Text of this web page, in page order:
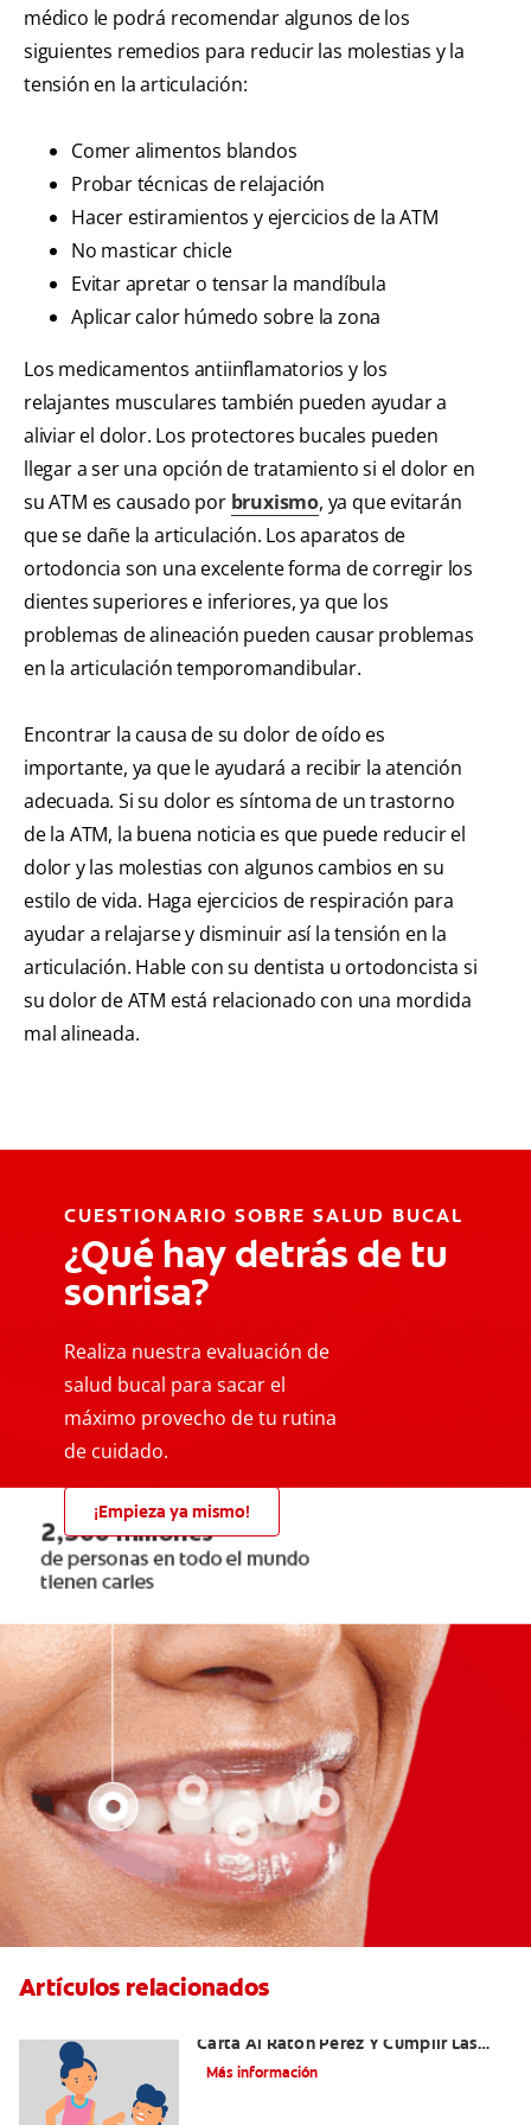
médico le podrá recomendar algunos de los
siguientes remedios para reducir las molestias y la
tensión en la articulación:
Comer alimentos blandos
Probar técnicas de relajación
Hacer estiramientos y ejercicios de la ATM
No masticar chicle
Evitar apretar o tensar la mandíbula
Aplicar calor húmedo sobre la zona
Los medicamentos antiinflamatorios y los
relajantes musculares también pueden ayudar a
aliviar el dolor. Los protectores bucales pueden
llegar a ser una opción de tratamiento si el dolor en
su ATM es causado por bruxismo, ya que evitarán
que se dañe la articulación. Los aparatos de
ortodoncia son una excelente forma de corregir los
dientes superiores e inferiores, ya que los
problemas de alineación pueden causar problemas
en la articulación temporomandibular.
Encontrar la causa de su dolor de oído es
importante, ya que le ayudará a recibir la atención
adecuada. Si su dolor es síntoma de un trastorno
de la ATM, la buena noticia es que puede reducir el
dolor y las molestias con algunos cambios en su
estilo de vida. Haga ejercicios de respiración para
ayudar a relajarse y disminuir así la tensión en la
articulación. Hable con su dentista u ortodoncista si
su dolor de ATM está relacionado con una mordida
mal alineada.
CUESTIONARIO SOBRE SALUD BUCAL
¿Qué hay detrás de tu
sonrisa?
Realiza nuestra evaluación de
salud bucal para sacar el
máximo provecho de tu rutina
de cuidado.
¡Empieza ya mismo!
Artículos relacionados
Carta Al Ratón Pérez Y Cumplir Las
Fantasías De Su Hijo/A
Más información